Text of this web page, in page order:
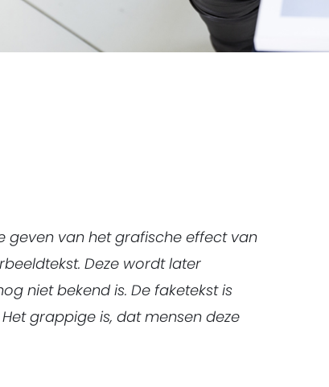
geven van het grafische effect van
Deze wordt later
niet bekend is. De faketekst is
grappige is, dat mensen deze